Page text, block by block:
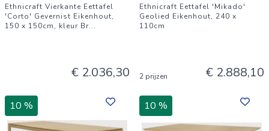
Ethnicraft Vierkante Eettafel
'Corto' Gevernist Eikenhout,
150 x 150cm, kleur Br...
€ 2.036,30
Ethnicraft Eettafel 'Mikado'
Geolied Eikenhout, 240 x
110cm
2 prijzen € 2.888,10
10 % 10 %